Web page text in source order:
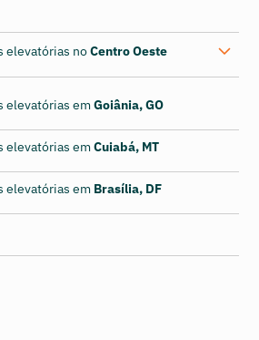
elevatórias noCentro Oeste
elevatórias emGoiânia, GO
elevatórias emCuiabá, MT
elevatórias em Brasília, DF